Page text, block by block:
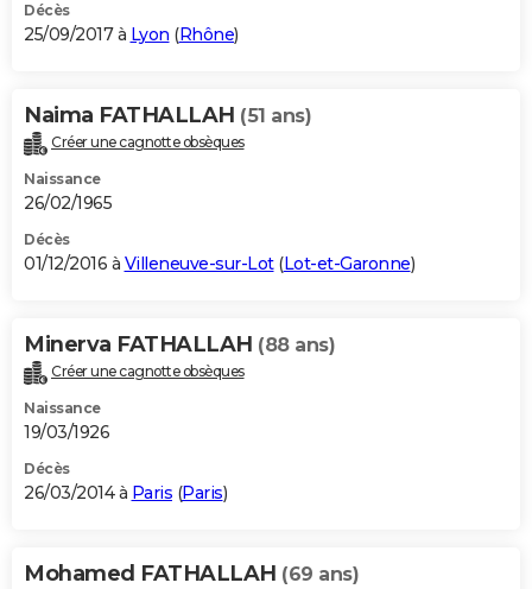
Décès
25/09/2017 à Lyon (Rhône)
Naima FATHALLAH (51 ans)
Créer une cagnotte obsèques
Naissance
26/02/1965
Décès
01/12/2016 à Villeneuve-sur-Lot(Lot-et-Garonne)
Minerva FATHALLAH (88 ans)
Créer une cagnotte obsèques
Naissance
19/03/1926
Décès
26/03/2014 à Paris (Paris)
Mohamed FATHALLAH (69 ans)